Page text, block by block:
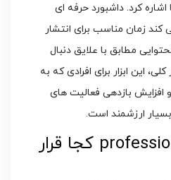
کرد. داشبورد حرفه ای
زمان مناسب برای انتشار
مطابق با علایق دنبال
این ابزار برای افرادی که به
افزایش بازدهی فعالیت های
بسیار ارزشمند است.
professional dashboard کجا قرار